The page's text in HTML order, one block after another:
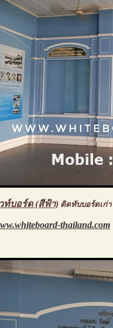
ท์บอร์ด (สีฟ้า) ติดทับบอร์ดเก่า
thailand.com